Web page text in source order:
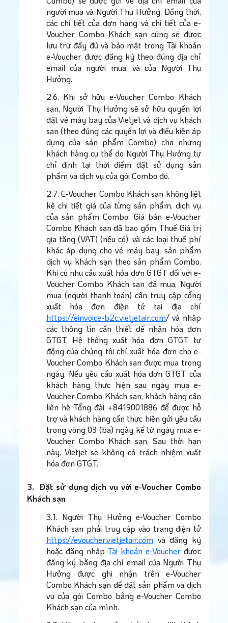
người mua và Người Thụ Hưởng. Đồng thời,
các chi tiết của đơn hàng và chi tiết của e-
Voucher Combo Khách sạn cũng sẽ được
lưu trữ đầy đủ và bảo mật trong Tài khoản
e-Voucher được đăng ký theo đúng địa chỉ
email của người mua, và của Người Thụ
Hưởng.
2.6. Khi sở hữu e-Voucher Combo Khách
sạn, Người Thụ Hưởng sẽ sở hữu quyền lợi
đặt vé máy bay của Vietjet và dịch vụ khách
sạn (theo đúng các quyền lợi và điều kiện áp
dụng của sản phẩm Combo) cho những
khách hàng cụ thể do Người Thụ Hưởng tự
chỉ định tại thời điểm đặt sử dụng sản
phẩm và dịch vụ của gói Combo đó.
2.7. E-Voucher Combo Khách sạn không liệt
kê chi tiết giá của từng sản phẩm, dịch vụ
của sản phẩm Combo. Giá bán e-Voucher
Combo Khách sạn đã bao gồm Thuế Giá trị
gia tăng (VAT) (nếu có), và các loại thuế phí
khác áp dụng cho vé máy bay, sản phẩm
dịch vụ khách sạn theo sản phẩm Combo.
Khi có nhu cầu xuất hóa đơn GTGT đối với e-
Voucher Combo Khách sạn đã mua, Người
mua (người thanh toán) cần truy cập cổng
xuất hóa đơn điện tử tại địa chỉ
https://einvoice-b2c.vietjetair.com/ và nhập
các thông tin cần thiết để nhận hóa đơn
GTGT. Hệ thống xuất hóa đơn GTGT tự
động của chúng tôi chỉ xuất hóa đơn cho e-
Voucher Combo Khách sạn được mua trong
ngày. Nếu yêu cầu xuất hóa đơn GTGT của
khách hàng thực hiện sau ngày mua e-
Voucher Combo Khách sạn, khách hàng cần
liên hệ Tổng đài +8419001886 để được hỗ
trợ và khách hàng cần thực hiện gửi yêu cầu
trong vòng 03 (ba) ngày kể từ ngày mua e-
Voucher Combo Khách sạn. Sau thời hạn
này, Vietjet sẽ không có trách nhiệm xuất
hóa đơn GTGT.
3. Đặt sử dụng dịch vụ với e-Voucher Combo
Khách sạn
3.1. Người Thụ Hưởng e-Voucher Combo
Khách sạn phải truy cập vào trang điện tử
https://evoucher.vietjetair.comvà đăng ký
hoặc đăng nhập Tài khoản e-Voucher được
đăng ký bằng địa chỉ email của Người Thụ
Hưởng được ghi nhận trên e-Voucher
Combo Khách sạn để đặt sản phẩm và dịch
vụ của gói Combo bằng e-Voucher Combo
Khách sạn của mình.